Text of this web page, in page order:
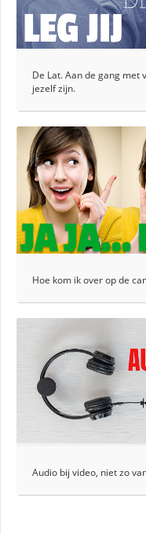
De Lat. Aan de gang met
jezelf zijn.
Hoe kom ik over op de
Audio bij video, niet zo